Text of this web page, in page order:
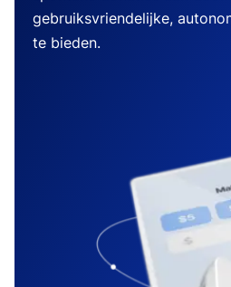
gebruiksvriendelijke,
te bieden.